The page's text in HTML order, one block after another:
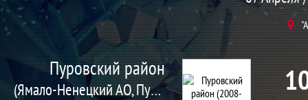
Пуровский район
(Ямало-Ненецкий АО, Пуровский район)